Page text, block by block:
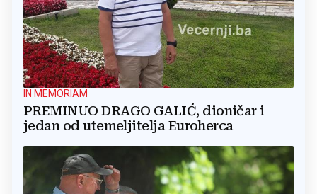
IN MEMORIAM
PREMINUO DRAGO GALIĆ, dioničar i
jedan od utemeljitelja Euroherca